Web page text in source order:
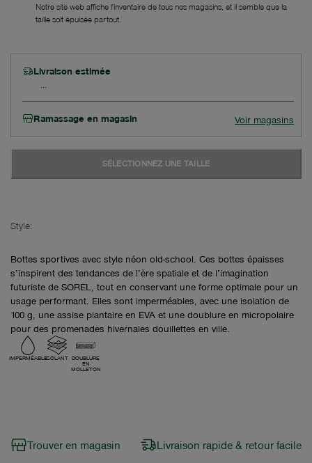
Notre site web affiche l'inventaire de tous nos magasins, et il semble que la
taille soit épuisée partout.
Livraison estimée
Ramassage en magasin Voir magasins
SÉLECTIONNEZ UNE TAILLE
Style:
Bottes sportives avec style néon old-school. Ces bottes épaisses
s’inspirent des tendances de l’ère spatiale et de l’imagination
futuriste de SOREL, tout en conservant une forme optimale pour un
usage performant. Elles sont imperméables, avec une isolation de
100 g, une assise plantaire en EVA et une doublure en micropolaire
pour des promenades hivernales douillettes en ville.
IMPERMÉABLEISOLANT DOUBLURE
EN
MOLLETON
Trouver en magasin Livraison rapide & retour facile